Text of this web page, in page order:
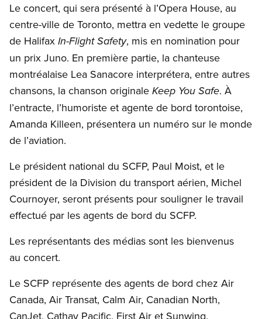
Le concert, qui sera présenté à l’Opera House, au
centre-ville de Toronto, mettra en vedette le groupe
de Halifax In-Flight Safety, mis en nomination pour
un prix Juno. En première partie, la chanteuse
montréalaise Lea Sanacore interprétera, entre autres
chansons, la chanson originale Keep You Safe. À
l’entracte, l’humoriste et agente de bord torontoise,
Amanda Killeen, présentera un numéro sur le monde
de l’aviation.
Le président national du SCFP, Paul Moist, et le
président de la Division du transport aérien, Michel
Cournoyer, seront présents pour souligner le travail
effectué par les agents de bord du SCFP.
Les représentants des médias sont les bienvenus
au concert.
Le SCFP représente des agents de bord chez Air
Canada, Air Transat, Calm Air, Canadian North,
CanJet, Cathay Pacific, First Air et Sunwing.